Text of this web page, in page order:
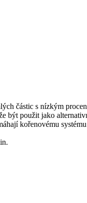
částic s nízkým
být použit jako
kořenovému